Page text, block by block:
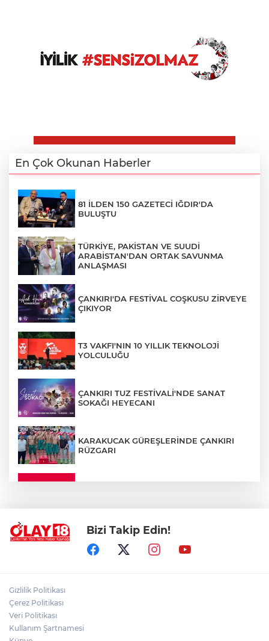
En Çok Okunan Haberler
81 İLDEN 150 GAZETECİ IĞDIR'DA
BULUŞTU
TÜRKİYE, PAKİSTAN VE SUUDİ
ARABİSTAN'DAN ORTAK SAVUNMA
ANLAŞMASI
ÇANKIRI'DA FESTİVAL COŞKUSU ZİRVEYE
ÇIKIYOR
T3 VAKFI'NIN 10 YILLIK TEKNOLOJİ
YOLCULUĞU
ÇANKIRI TUZ FESTİVALİ'NDE SANAT
SOKAĞI HEYECANI
KARAKUCAK GÜREŞLERİNDE ÇANKIRI
RÜZGARI
ADEM YAYLACI ELDİVAN'DA DUALARLA
TOPRAĞA VERİLDİ
ABD-İRAN HATTINDA YENİ KRİZ
Bizi Takip Edin!
Gizlilik Politikası
Çerez Politikası
Veri Politikası
Kullanım Şartnamesi